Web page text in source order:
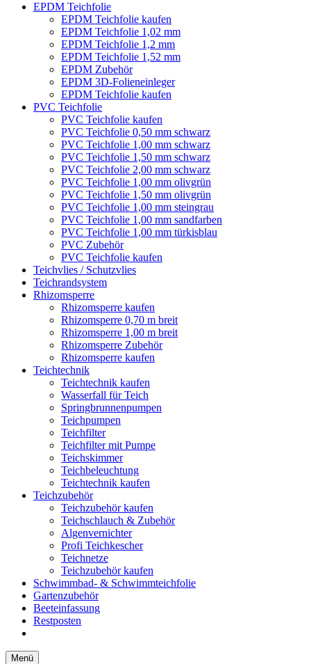
EPDM Teichfolie
EPDM Teichfolie kaufen
EPDM Teichfolie 1,02 mm
EPDM Teichfolie 1,2 mm
EPDM Teichfolie 1,52 mm
EPDM Zubehör
EPDM 3D-Folieneinleger
EPDM Teichfolie kaufen
PVC Teichfolie
PVC Teichfolie kaufen
PVC Teichfolie 0,50 mm schwarz
PVC Teichfolie 1,00 mm schwarz
PVC Teichfolie 1,50 mm schwarz
PVC Teichfolie 2,00 mm schwarz
PVC Teichfolie 1,00 mm olivgrün
PVC Teichfolie 1,50 mm olivgrün
PVC Teichfolie 1,00 mm steingrau
PVC Teichfolie 1,00 mm sandfarben
PVC Teichfolie 1,00 mm türkisblau
PVC Zubehör
PVC Teichfolie kaufen
Teichvlies / Schutzvlies
Teichrandsystem
Rhizomsperre
Rhizomsperre kaufen
Rhizomsperre 0,70 m breit
Rhizomsperre 1,00 m breit
Rhizomsperre Zubehör
Rhizomsperre kaufen
Teichtechnik
Teichtechnik kaufen
Wasserfall für Teich
Springbrunnenpumpen
Teichpumpen
Teichfilter
Teichfilter mit Pumpe
Teichskimmer
Teichbeleuchtung
Teichtechnik kaufen
Teichzubehör
Teichzubehör kaufen
Teichschlauch & Zubehör
Algenvernichter
Profi Teichkescher
Teichnetze
Teichzubehör kaufen
Schwimmbad- & Schwimmteichfolie
Gartenzubehör
Beeteinfassung
Restposten
Menü